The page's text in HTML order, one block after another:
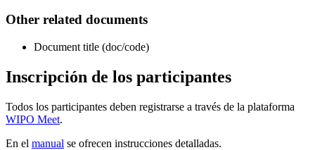
Other related documents
Document title (doc/code)
Inscripción de los participantes
Todos los participantes deben registrarse a través de la plataforma
WIPO Meet.
En el manual se ofrecen instrucciones detalladas.